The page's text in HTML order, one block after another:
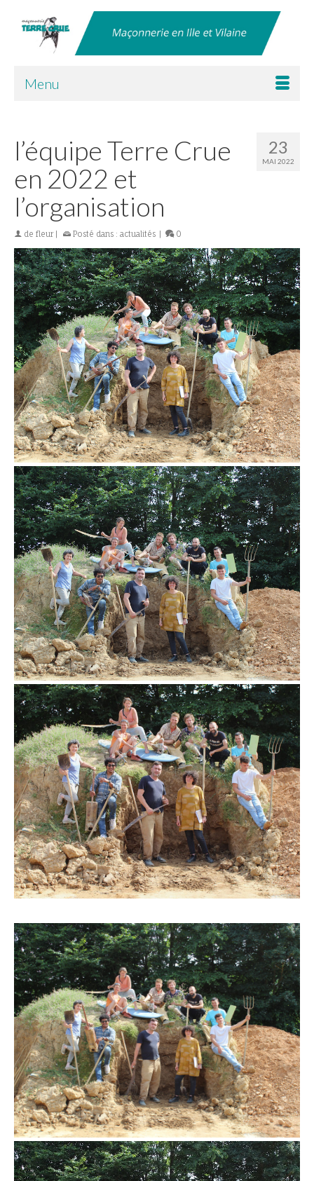
Menu
23
MAI 2022
l’équipe Terre Crue
en 2022 et
l’organisation
de fleur | Posté dans : actualités | 0
l’équipe Terre Crue 2022
l’équipe Terre Crue 2022
l’équipe Terre Crue 2022
l’équipe Terre Crue 2022